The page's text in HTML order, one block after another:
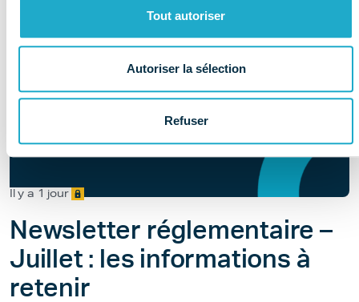
Tout autoriser
Autoriser la sélection
Refuser
Il y a 1 jour
Newsletter réglementaire –
Juillet : les informations à
retenir